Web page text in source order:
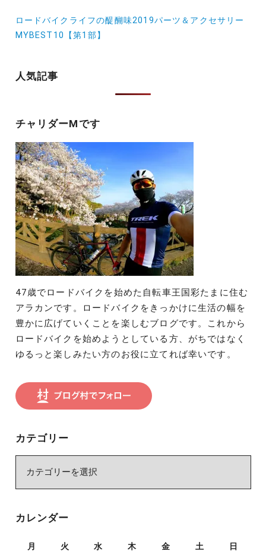
ビ
ン
ロードバイクライフの醍醐味2019パーツ＆アクセサリー
MYBEST10【第1部】
人気記事
チャリダーMです
47歳でロードバイクを始めた自転車王国彩たまに住む
アラカンです。ロードバイクをきっかけに生活の幅を
豊かに広げていくことを楽しむブログです。これから
ロードバイクを始めようとしている方、がちではなく
ゆるっと楽しみたい方のお役に立てれば幸いです。
カテゴリー
ー
カレンダー
月 火 水 木 金 土 日